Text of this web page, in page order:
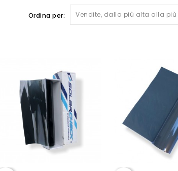
Ordina per: Vendite, dalla più alta alla